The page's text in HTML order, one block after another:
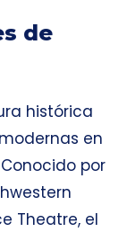
de
histórica
en
por
Theatre, el